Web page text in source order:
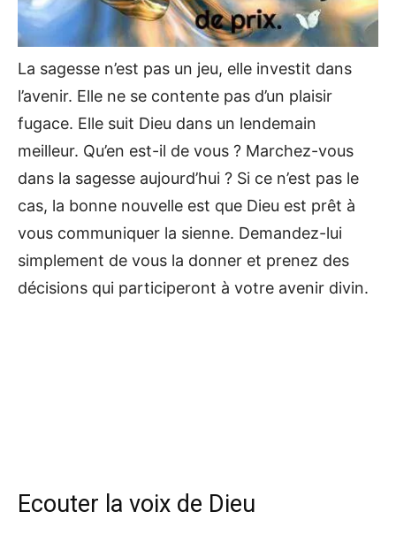
La sagesse n’est pas un jeu, elle investit dans
l’avenir. Elle ne se contente pas d’un plaisir
fugace. Elle suit Dieu dans un lendemain
meilleur. Qu’en est-il de vous ? Marchez-vous
dans la sagesse aujourd’hui ? Si ce n’est pas le
cas, la bonne nouvelle est que Dieu est prêt à
vous communiquer la sienne. Demandez-lui
simplement de vous la donner et prenez des
décisions qui participeront à votre avenir divin.
Ecouter la voix de Dieu